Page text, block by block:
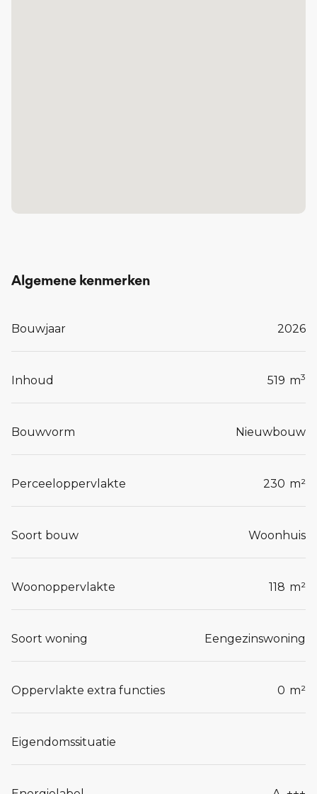
Algemene kenmerken
Bouwjaar 2026
Inhoud 519 m3
Bouwvorm Nieuwbouw
Perceeloppervlakte 230 m²
Soort bouw Woonhuis
Woonoppervlakte 118 m²
Soort woning Eengezinswoning
Oppervlakte extra functies 0 m²
Eigendomssituatie